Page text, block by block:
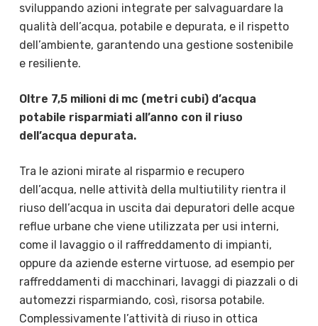
sviluppando azioni integrate per salvaguardare la
qualità dell’acqua, potabile e depurata, e il rispetto
dell’ambiente, garantendo una gestione sostenibile
e resiliente.
Oltre 7,5 milioni di mc (metri cubi) d’acqua
potabile risparmiati all’anno con il riuso
dell’acqua depurata.
Tra le azioni mirate al risparmio e recupero
dell’acqua, nelle attività della multiutility rientra il
riuso dell’acqua in uscita dai depuratori delle acque
reflue urbane che viene utilizzata per usi interni,
come il lavaggio o il raffreddamento di impianti,
oppure da aziende esterne virtuose, ad esempio per
raffreddamenti di macchinari, lavaggi di piazzali o di
automezzi risparmiando, così, risorsa potabile.
Complessivamente l’attività di riuso in ottica